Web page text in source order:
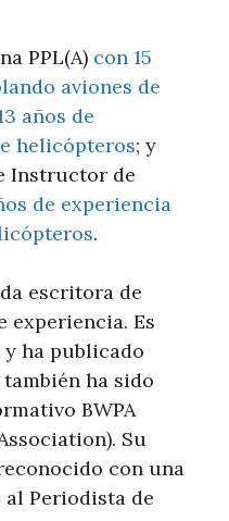
PPL(A) con 15
aviones de
años de
helicópteros; y
Instructor de
de experiencia
.
escritora de
experiencia. Es
ha publicado
ha sido
BWPA
Su
con una
Periodista de